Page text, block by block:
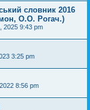
словник 2016
О.О. Рогач.)
2025 9:43 pm
3:25 pm
8:56 pm